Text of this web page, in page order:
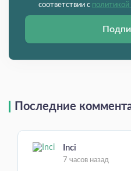
соответствии с
Последние
Inci
7 часов назад